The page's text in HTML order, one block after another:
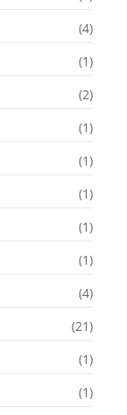
(4)
(1)
(2)
(1)
(1)
(1)
(1)
(1)
(4)
(21)
(1)
(1)